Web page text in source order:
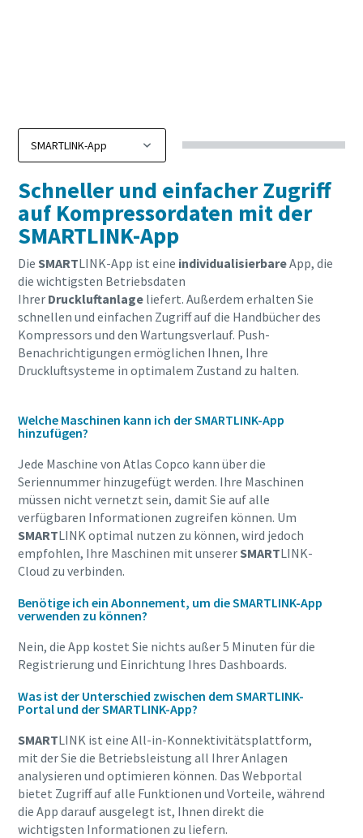
Schneller und einfacher Zugriff
auf Kompressordaten mit der
SMARTLINK-App
Die SMARTLINK-App ist eine individualisierbareApp, die
die wichtigsten Betriebsdaten
Ihrer Druckluftanlage liefert. Außerdem erhalten Sie
schnellen und einfachen Zugriff auf die Handbücher des
Kompressors und den Wartungsverlauf. Push-
Benachrichtigungen ermöglichen Ihnen, Ihre
Druckluftsysteme in optimalem Zustand zu halten.
Welche Maschinen kann ich der SMARTLINK-App
hinzufügen?
Jede Maschine von Atlas Copco kann über die
Seriennummer hinzugefügt werden. Ihre Maschinen
müssen nicht vernetzt sein, damit Sie auf alle
verfügbaren Informationen zugreifen können. Um
SMARTLINK optimal nutzen zu können, wird jedoch
empfohlen, Ihre Maschinen mit unsererSMARTLINK-
Cloud zu verbinden.
Benötige ich ein Abonnement, um die SMARTLINK-App
verwenden zu können?
Nein, die App kostet Sie nichts außer 5 Minuten für die
Registrierung und Einrichtung Ihres Dashboards.
Was ist der Unterschied zwischen dem SMARTLINK-
Portal und der SMARTLINK-App?
SMARTLINK ist eine All-in-Konnektivitätsplattform,
mit der Sie die Betriebsleistung all Ihrer Anlagen
analysieren und optimieren können. Das Webportal
bietet Zugriff auf alle Funktionen und Vorteile, während
die App darauf ausgelegt ist, Ihnen direkt die
wichtigsten Informationen zu liefern.